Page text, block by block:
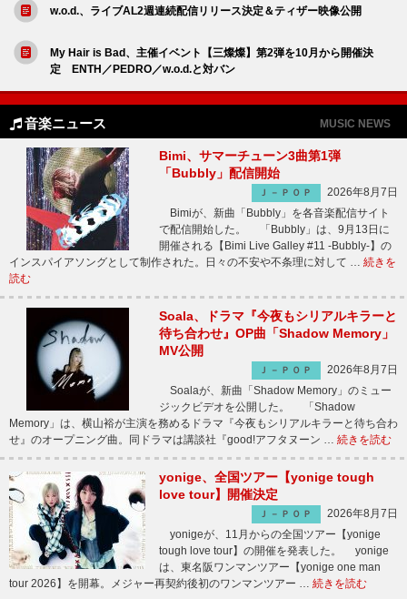
w.o.d.、ライブAL2週連続配信リリース決定＆ティザー映像公開
My Hair is Bad、主催イベント【三燦燦】第2弾を10月から開催決
定 ENTH／PEDRO／w.o.d.と対バン
音楽ニュース MUSIC NEWS
Bimi、サマーチューン3曲第1弾
「Bubbly」配信開始
Ｊ－ＰＯＰ
2026年8月7日
Bimiが、新曲「Bubbly」を各音楽配信サイト
で配信開始した。 「Bubbly」は、9月13日に
開催される【Bimi Live Galley #11 -Bubbly-】の
インスパイアソングとして制作された。日々の不安や不条理に対して … 続きを
読む
Soala、ドラマ『今夜もシリアルキラーと
待ち合わせ』OP曲「Shadow Memory」
MV公開
Ｊ－ＰＯＰ
2026年8月7日
Soalaが、新曲「Shadow Memory」のミュー
ジックビデオを公開した。 「Shadow
Memory」は、横山裕が主演を務めるドラマ『今夜もシリアルキラーと待ち合わ
せ』のオープニング曲。同ドラマは講談社『good!アフタヌーン … 続きを読む
yonige、全国ツアー【yonige tough
love tour】開催決定
Ｊ－ＰＯＰ
2026年8月7日
yonigeが、11月からの全国ツアー【yonige
tough love tour】の開催を発表した。 yonige
は、東名阪ワンマンツアー【yonige one man
tour 2026】を開幕。メジャー再契約後初のワンマンツアー … 続きを読む